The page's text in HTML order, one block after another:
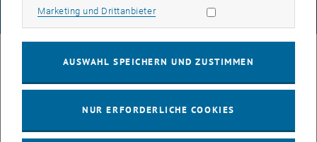
© TU Wien
Marketing und DrittanbieterMarketing Cookies zulassen
AUSWAHL SPEICHERN UND ZUSTIMMEN
NUR ERFORDERLICHE COOKIES